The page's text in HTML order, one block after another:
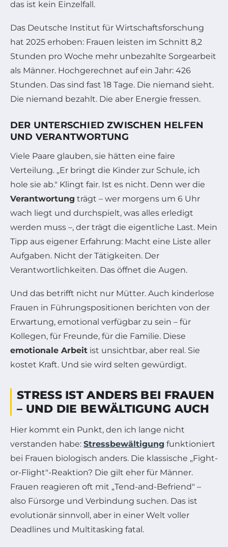
das ist kein Einzelfall.
Das Deutsche Institut für Wirtschaftsforschung
hat 2025 erhoben: Frauen leisten im Schnitt 8,2
Stunden pro Woche mehr unbezahlte Sorgearbeit
als Männer. Hochgerechnet auf ein Jahr: 426
Stunden. Das sind fast 18 Tage. Die niemand sieht.
Die niemand bezahlt. Die aber Energie fressen.
DER UNTERSCHIED ZWISCHEN HELFEN
UND VERANTWORTUNG
Viele Paare glauben, sie hätten eine faire
Verteilung. „Er bringt die Kinder zur Schule, ich
hole sie ab." Klingt fair. Ist es nicht. Denn wer die
Verantwortung trägt – wer morgens um 6 Uhr
wach liegt und durchspielt, was alles erledigt
werden muss –, der trägt die eigentliche Last. Mein
Tipp aus eigener Erfahrung: Macht eine Liste aller
Aufgaben. Nicht der Tätigkeiten. Der
Verantwortlichkeiten. Das öffnet die Augen.
Und das betrifft nicht nur Mütter. Auch kinderlose
Frauen in Führungspositionen berichten von der
Erwartung, emotional verfügbar zu sein – für
Kollegen, für Freunde, für die Familie. Diese
emotionale Arbeit ist unsichtbar, aber real. Sie
kostet Kraft. Und sie wird selten gewürdigt.
STRESS IST ANDERS BEI FRAUEN
– UND DIE BEWÄLTIGUNG AUCH
Hier kommt ein Punkt, den ich lange nicht
verstanden habe: Stressbewältigung funktioniert
bei Frauen biologisch anders. Die klassische „Fight-
or-Flight"-Reaktion? Die gilt eher für Männer.
Frauen reagieren oft mit „Tend-and-Befriend" –
also Fürsorge und Verbindung suchen. Das ist
evolutionär sinnvoll, aber in einer Welt voller
Deadlines und Multitasking fatal.